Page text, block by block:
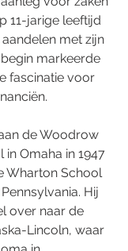
11-jarige leeftijd
met zijn
markeerde
fascinatie voor
de Woodrow
Omaha in 1947
Wharton School
Hij
over naar de
Lincoln, waar